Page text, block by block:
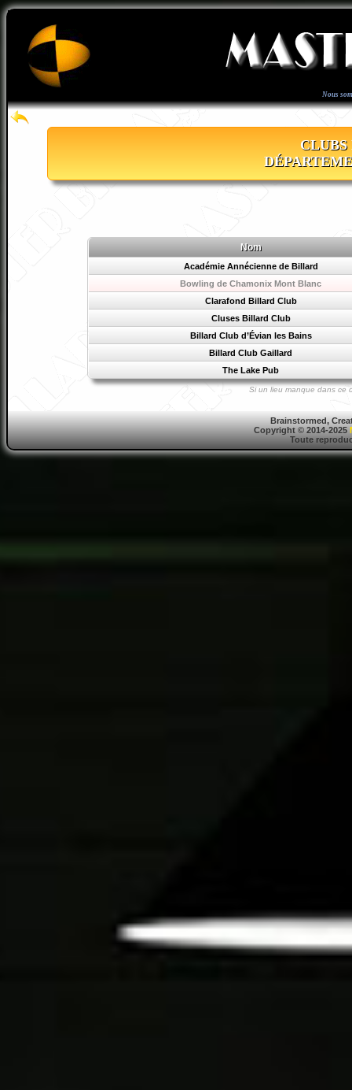
Nous
Nom
Académie Annécienne de Billard
Bowling de Chamonix Mont Blanc
Clarafond Billard Club
Cluses Billard Club
Billard Club d’Évian les Bains
Billard Club Gaillard
The Lake Pub
Si un lieu manque dans ce
Brainstormed,
Copyright © 2014-2025
Toute